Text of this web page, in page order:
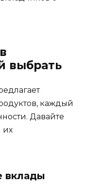
выбрать
каждый
Давайте
их
вклады